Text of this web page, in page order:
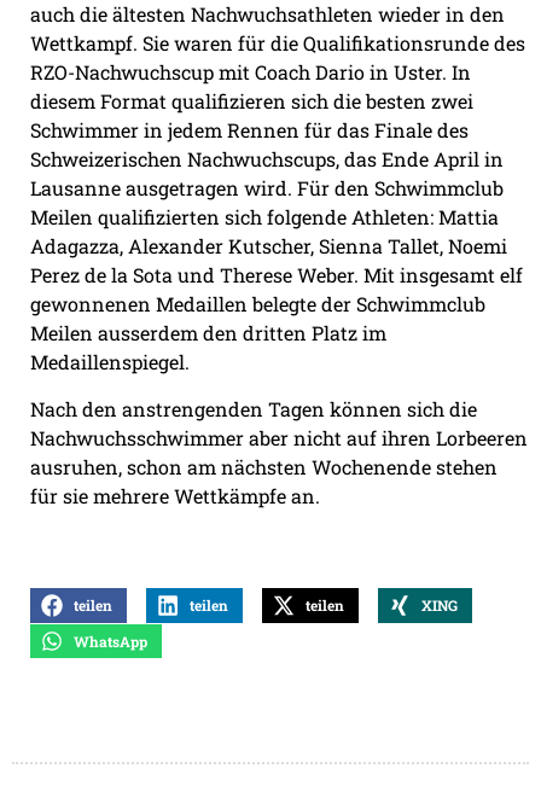
auch die ältesten Nachwuchsathleten wieder in den
Wettkampf. Sie waren für die Qualifikationsrunde des
RZO-Nachwuchscup mit Coach Dario in Uster. In
diesem Format qualifizieren sich die besten zwei
Schwimmer in jedem Rennen für das Finale des
Schweizerischen Nachwuchscups, das Ende April in
Lausanne ausgetragen wird. Für den Schwimmclub
Meilen qualifizierten sich folgende Athleten: Mattia
Adagazza, Alexander Kutscher, Sienna Tallet, Noemi
Perez de la Sota und Therese Weber. Mit insgesamt elf
gewonnenen Medaillen belegte der Schwimmclub
Meilen ausserdem den dritten Platz im
Medaillenspiegel.
Nach den anstrengenden Tagen können sich die
Nachwuchsschwimmer aber nicht auf ihren Lorbeeren
ausruhen, schon am nächsten Wochenende stehen
für sie mehrere Wettkämpfe an.
teilen teilen teilen
XING
WhatsApp